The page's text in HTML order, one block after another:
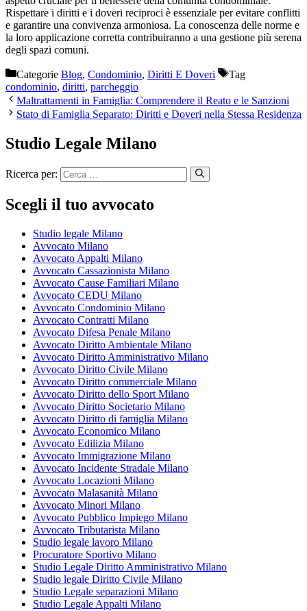
Rispettare i diritti e i doveri reciproci è essenziale per evitare conflitti
e garantire una convivenza armoniosa. La conoscenza delle norme e
la loro applicazione corretta contribuiranno a una gestione più serena
degli spazi comuni.
Categorie Blog, Condominio, Diritti E Doveri
Tag
condominio, diritti, parcheggio
Maltrattamenti in Famiglia: Comprendere il Reato e le Sanzioni
Stato di Famiglia Separato: Diritti e Doveri nella Stessa Residenza
Studio Legale Milano
Ricerca per:
Scegli il tuo avvocato
Studio legale Milano
Avvocato Milano
Avvocato Appalti Milano
Avvocato Cassazionista Milano
Avvocato Cause Familiari Milano
Avvocato CEDU Milano
Avvocato Condominio Milano
Avvocato Contratti Milano
Avvocato Difesa Penale Milano
Avvocato Diritto Ambientale Milano
Avvocato Diritto Amministrativo Milano
Avvocato Diritto Civile Milano
Avvocato Diritto commerciale Milano
Avvocato Diritto dello Sport Milano
Avvocato Diritto Societario Milano
Avvocato Diritto di famiglia Milano
Avvocato Economico Milano
Avvocato Edilizia Milano
Avvocato Immigrazione Milano
Avvocato Incidente Stradale Milano
Avvocato Locazioni Milano
Avvocato Malasanità Milano
Avvocato Minori Milano
Avvocato Pubblico Impiego Milano
Avvocato Tributarista Milano
Studio legale lavoro Milano
Procuratore Sportivo Milano
Studio Legale Diritto Amministrativo Milano
Studio legale Diritto Civile Milano
Studio Legale separazioni Milano
Studio Legale Appalti Milano